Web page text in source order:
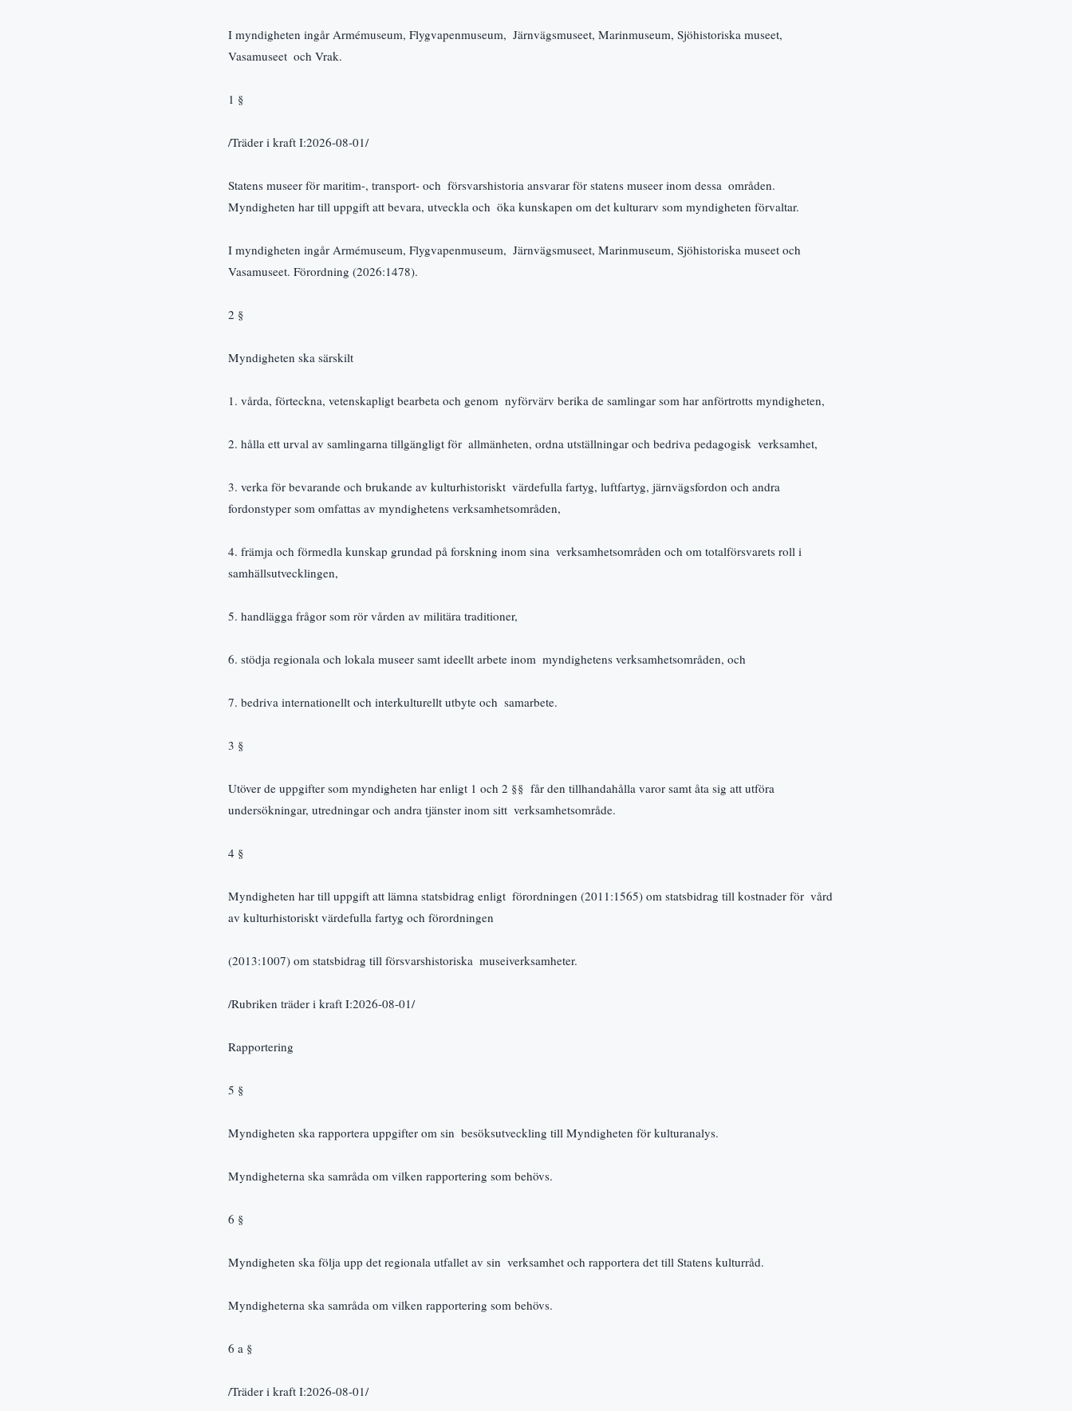
I myndigheten ingår Armémuseum, Flygvapenmuseum,  Järnvägsmuseet, Marinmuseum, Sjöhistoriska museet,
Vasamuseet  och Vrak.
1 §
/Träder i kraft I:2026-08-01/
Statens museer för maritim-, transport- och  försvarshistoria ansvarar för statens museer inom dessa  områden.
Myndigheten har till uppgift att bevara, utveckla och  öka kunskapen om det kulturarv som myndigheten förvaltar.
I myndigheten ingår Armémuseum, Flygvapenmuseum,  Järnvägsmuseet, Marinmuseum, Sjöhistoriska museet och
Vasamuseet. Förordning (2026:1478).
2 §
Myndigheten ska särskilt
1. vårda, förteckna, vetenskapligt bearbeta och genom  nyförvärv berika de samlingar som har anförtrotts myndigheten,
2. hålla ett urval av samlingarna tillgängligt för  allmänheten, ordna utställningar och bedriva pedagogisk  verksamhet,
3. verka för bevarande och brukande av kulturhistoriskt  värdefulla fartyg, luftfartyg, järnvägsfordon och andra
fordonstyper som omfattas av myndighetens verksamhetsområden,
4. främja och förmedla kunskap grundad på forskning inom sina  verksamhetsområden och om totalförsvarets roll i
samhällsutvecklingen,
5. handlägga frågor som rör vården av militära traditioner,
6. stödja regionala och lokala museer samt ideellt arbete inom  myndighetens verksamhetsområden, och
7. bedriva internationellt och interkulturellt utbyte och  samarbete.
3 §
Utöver de uppgifter som myndigheten har enligt 1 och 2 §§  får den tillhandahålla varor samt åta sig att utföra
undersökningar, utredningar och andra tjänster inom sitt  verksamhetsområde.
4 §
Myndigheten har till uppgift att lämna statsbidrag enligt  förordningen (2011:1565) om statsbidrag till kostnader för  vård
av kulturhistoriskt värdefulla fartyg och förordningen
(2013:1007) om statsbidrag till försvarshistoriska  museiverksamheter.
/Rubriken träder i kraft I:2026-08-01/
Rapportering
5 §
Myndigheten ska rapportera uppgifter om sin  besöksutveckling till Myndigheten för kulturanalys.
Myndigheterna ska samråda om vilken rapportering som behövs.
6 §
Myndigheten ska följa upp det regionala utfallet av sin  verksamhet och rapportera det till Statens kulturråd.
Myndigheterna ska samråda om vilken rapportering som behövs.
6 a §
/Träder i kraft I:2026-08-01/